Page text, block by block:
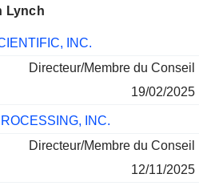
Lynch
INC.
Directeur/Membre du Conseil
19/02/2025
INC.
Directeur/Membre du Conseil
12/11/2025